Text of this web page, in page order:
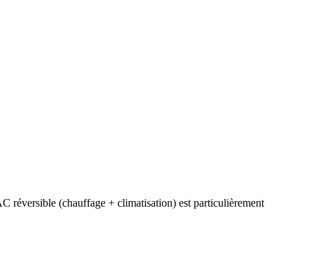
réversible (chauffage + climatisation) est particulièrement